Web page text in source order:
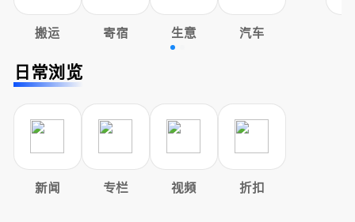
搬运 寄宿 生意 汽车
日常浏览
新闻 专栏 视频 折扣